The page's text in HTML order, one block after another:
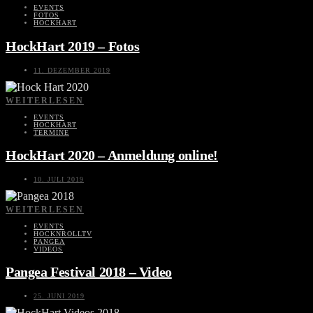
EVENTS
FOTOS
HOCKHART
HockHart 2019 – Fotos
11. DEZEMBER 2019
WEITERLESEN
EVENTS
HOCKHART
TERMINE
HockHart 2020 – Anmeldung online!
10. JULI 2019
WEITERLESEN
EVENTS
HOCKNROLLTV
PANGEA
VIDEOS
Pangea Festival 2018 – Video
25. JUNI 2019